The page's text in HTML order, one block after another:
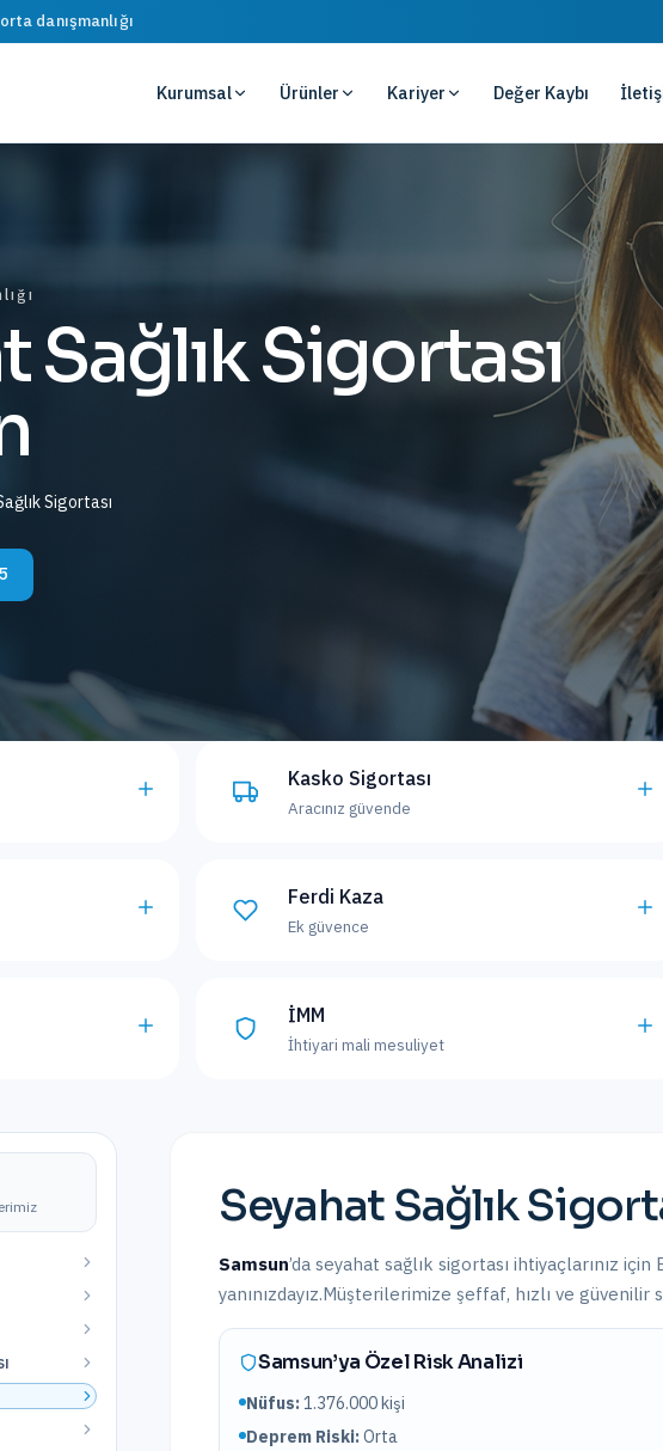
danışmanlığı
Kurumsal Ürünler Kariyer Değer Kaybı
Sağlık Sigortası
Sigortası
Kasko Sigortası
Aracınız güvende
Ferdi Kaza
Ek güvence
İMM
İhtiyari mali mesuliyet
Seyahat Sağlık
Samsun’da seyahat sağlık sigortası ihtiyaçlarınız
yanınızdayız.Müşterilerimize şeffaf, hızlı ve güvenilir
Samsun’ya Özel Risk Analizi
Nüfus:1.376.000kişi
Deprem Riski:Orta